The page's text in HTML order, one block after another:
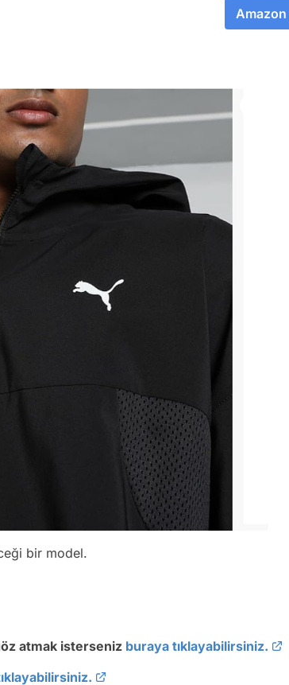
Amazon
bir model.
atmak isterseniz buraya tıklayabilirsiniz.